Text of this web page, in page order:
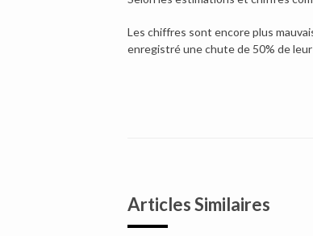
Les chiffres sont encore plus
enregistré une chute de 50% de
Articles Similaires